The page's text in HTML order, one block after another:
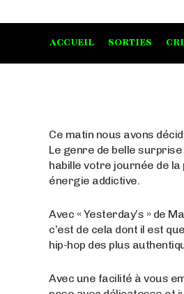
ACCUEIL SORTIES
Ce matin nous avons
Le genre de belle
habille votre journée de
énergie addictive.
Avec « Yesterday’s » de
c’est de cela dont il est
hip-hop des plus
Avec une facilité à vous